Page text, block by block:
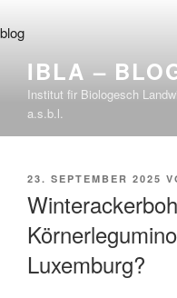
Inhalt
blog
IBLA –
Institut fir Biologesch
a.s.b.l.
VERÖFFENTLICHT
23. SEPTEMBER 2025
Luxemburg?